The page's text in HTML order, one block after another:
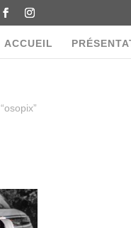
ACCUEIL